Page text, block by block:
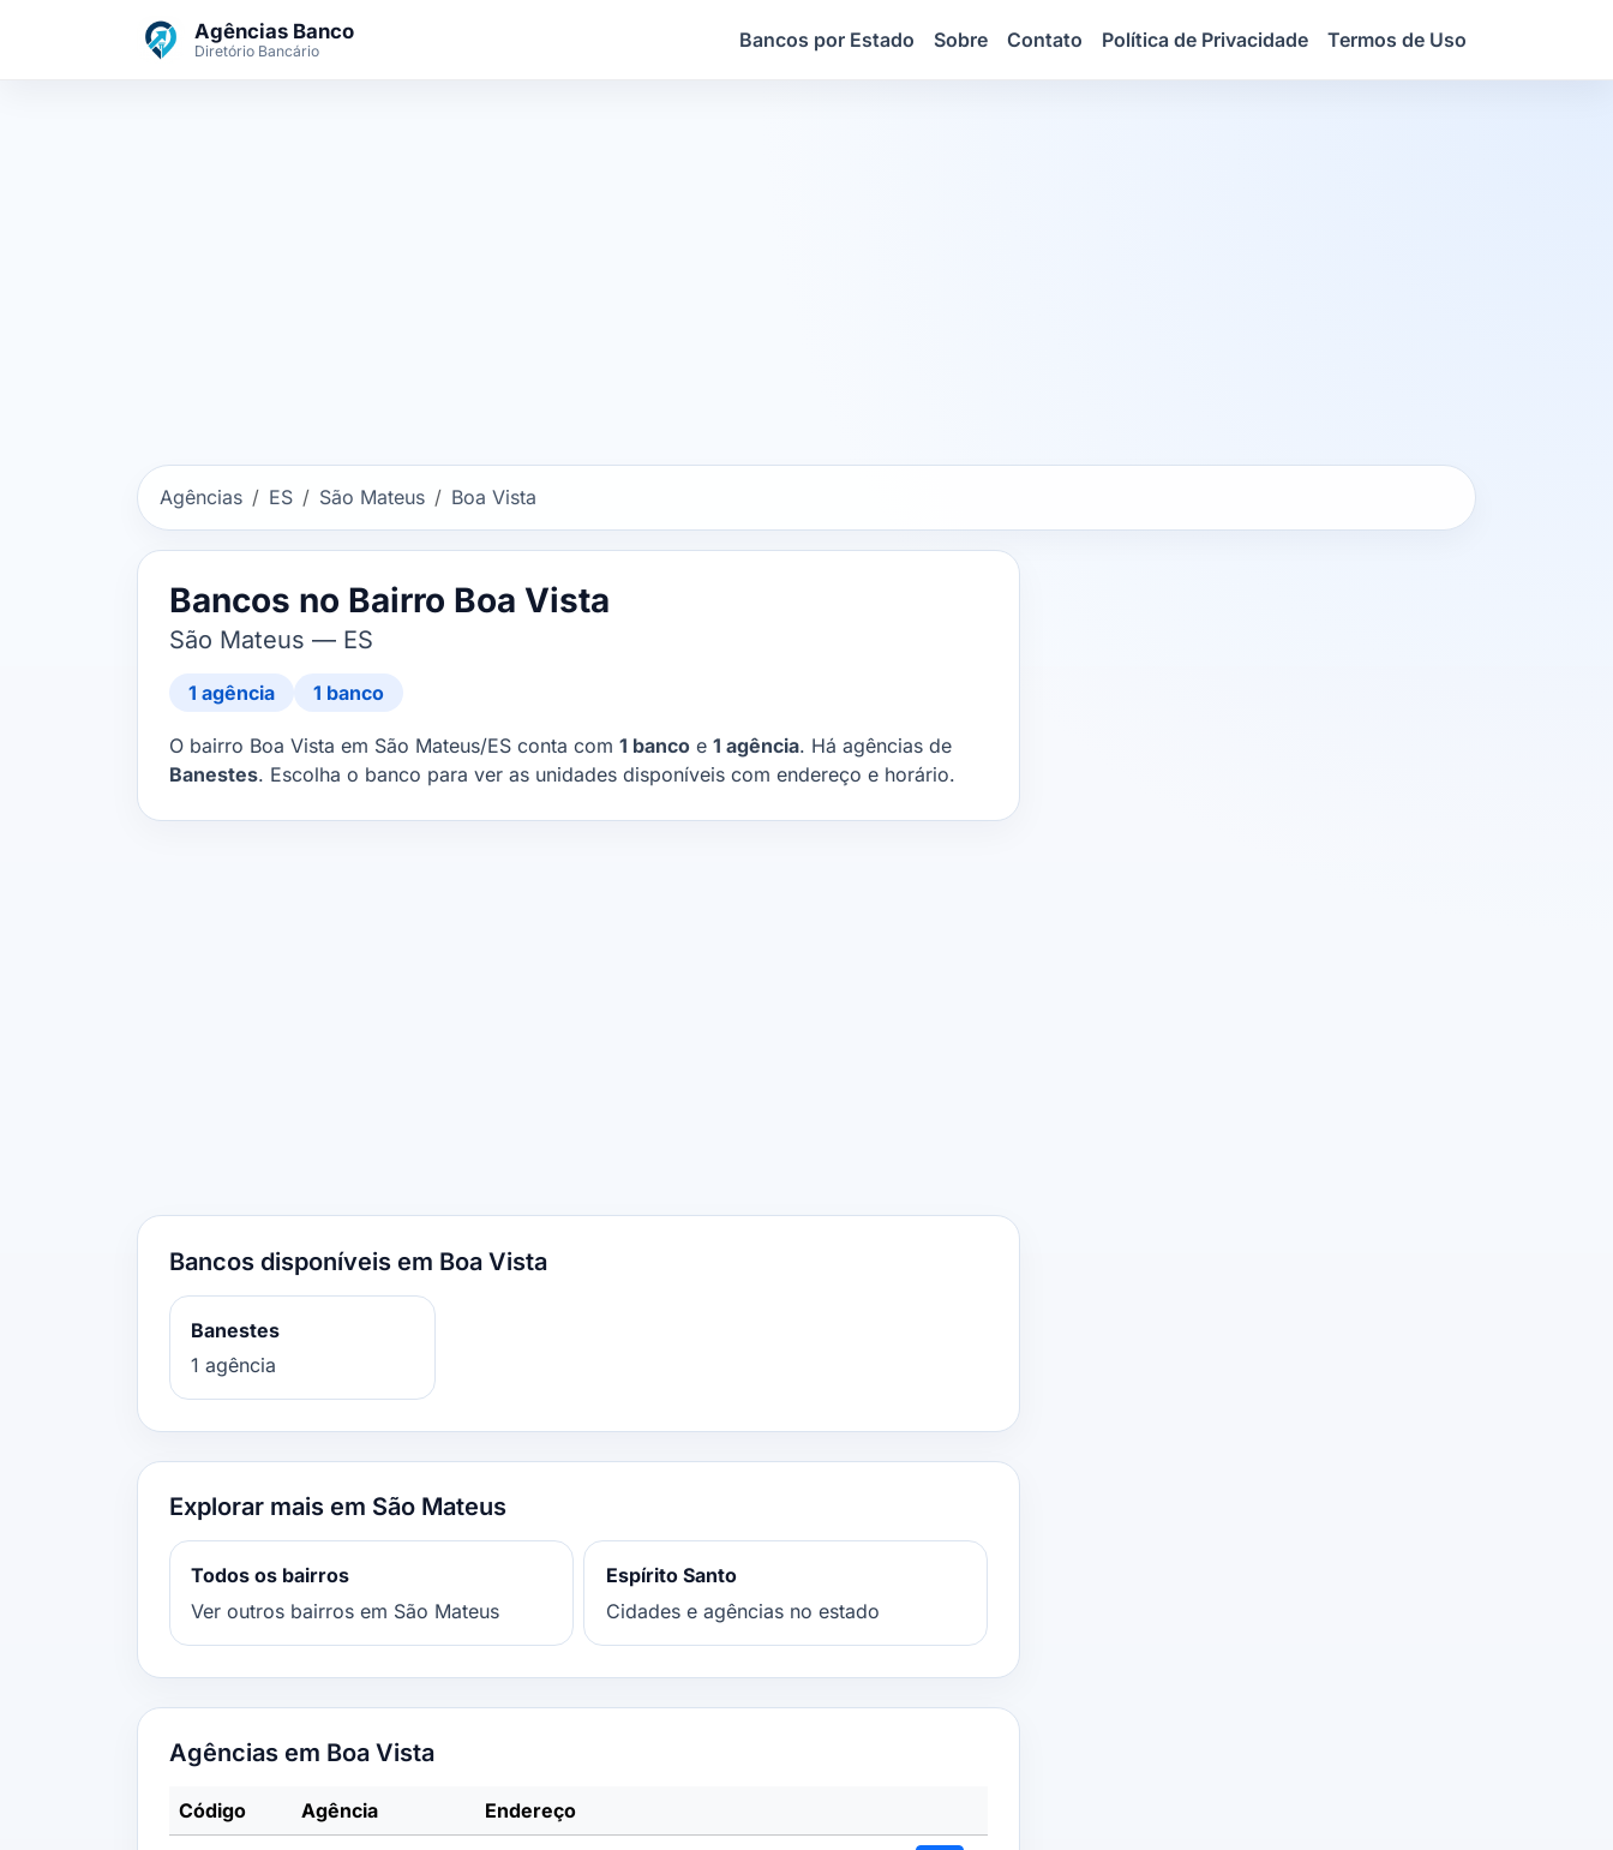
Agências Banco
Diretório Bancário Bancos por Estado Sobre Contato Política de Privacidade Termos de Uso
Agências ES São Mateus Boa Vista
Bancos no Bairro Boa Vista
São Mateus — ES
1 agência 1 banco
O bairro Boa Vista em São Mateus/ES conta com 1 bancoe 1 agência. Há agências de
Banestes. Escolha o banco para ver as unidades disponíveis com endereço e horário.
Bancos disponíveis em Boa Vista
Banestes
1 agência
Explorar mais em São Mateus
Todos os bairros
Ver outros bairros em São Mateus
Espírito Santo
Cidades e agências no estado
Agências em Boa Vista
Código Agência Endereço